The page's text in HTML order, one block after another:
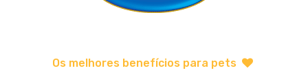
Os melhores benefícios para pets